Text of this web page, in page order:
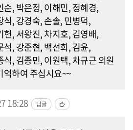
순, 박은정, 이해민, 정혜경,
식, 강경숙, 손솔, 민병덕,
헌, 서왕진, 차지호, 김영배,
석, 강준현, 백선희, 김윤,
, 김종민, 이원택, 차규근 의원
억하여 주십시요~~
18:28 답글